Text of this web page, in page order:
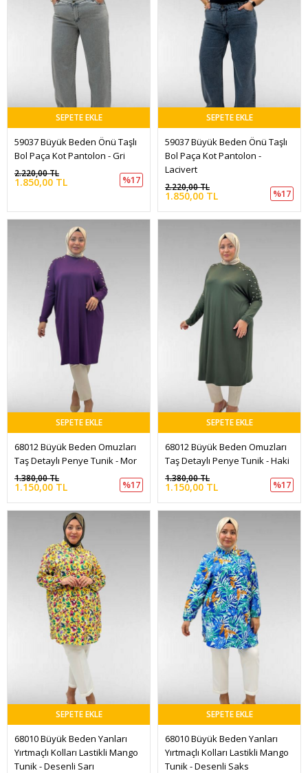
SEPETE EKLE
59037 Büyük Beden Önü Taşlı
Bol Paça Kot Pantolon - Gri
1.850,00 TL
2.220,00 TL
%17
SEPETE EKLE
59037 Büyük Beden Önü Taşlı
Bol Paça Kot Pantolon -
Lacivert
1.850,00 TL
2.220,00 TL
%17
SEPETE EKLE
68012 Büyük Beden Omuzları
Taş Detaylı Penye Tunik - Mor
1.150,00 TL
1.380,00 TL
%17
SEPETE EKLE
68012 Büyük Beden Omuzları
Taş Detaylı Penye Tunik - Haki
1.150,00 TL
1.380,00 TL
%17
SEPETE EKLE
68010 Büyük Beden Yanları
Yırtmaçlı Kolları Lastikli Mango
Tunik - Desenli Sarı
SEPETE EKLE
68010 Büyük Beden Yanları
Yırtmaçlı Kolları Lastikli Mango
Tunik - Desenli Saks